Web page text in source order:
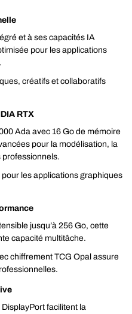
et à ses capacités IA
pour les applications
créatifs et collaboratifs
RTX
Ada avec 16 Go de mémoire
pour la modélisation, la
professionnels.
les applications graphiques
jusqu’à 256 Go, cette
capacité multitâche.
chiffrement TCG Opal assure
facilitent la